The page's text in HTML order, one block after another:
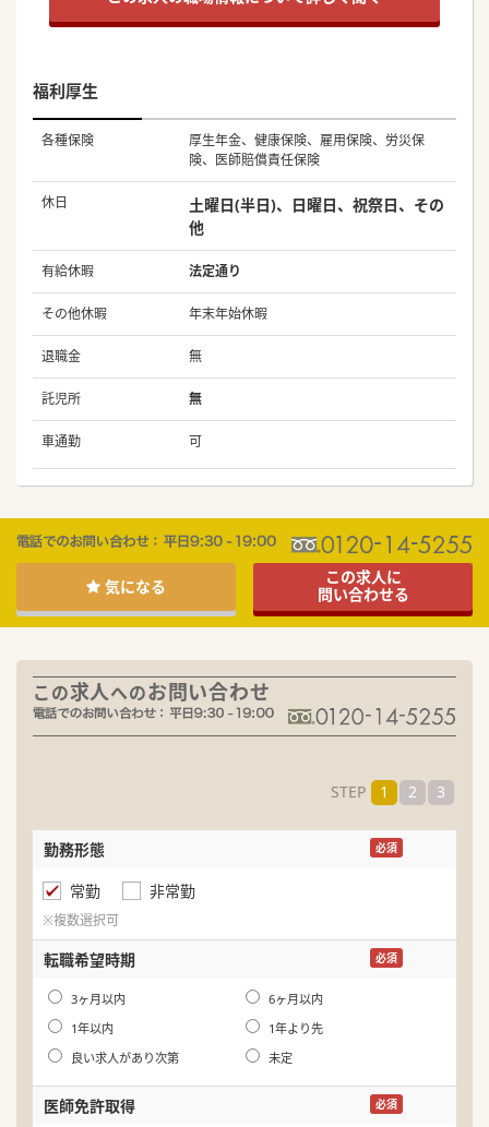
福利厚生
各種保険
厚生年金、健康保険、雇用保険、労災保
険、医師賠償責任保険
休日
土曜日(半日)、日曜日、祝祭日、その
他
有給休暇 法定通り
その他休暇 年末年始休暇
退職金 無
託児所 無
車通勤 可
気になる
この求人に
問い合わせる
この求人へのお問い合わせ
STEP 1 2 3
勤務形態 必須
常勤 非常勤
※複数選択可
転職希望時期 必須
3ヶ月以内
6ヶ月以内
1年以内
1年より先
良い求人があり次第
未定
医師免許取得 必須